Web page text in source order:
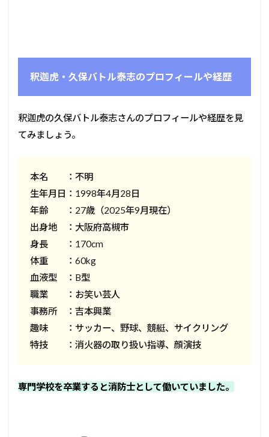
釈迦虎・久保バトル泰志のプロフィールや経歴
釈迦虎の久保バトル泰志さんのプロフィールや経歴を見
てみましょう。
本名 ：不明
生年月日：1998年4月28日
年齢 ：27歳（2025年9月現在）
出身地 ：大阪府高槻市
身長 ：170cm
体重 ：60kg
血液型 ：B型
職業 ：お笑い芸人
事務所 ：吉本興業
趣味 ：サッカー、野球、競艇、サイクリング
特技 ：消火器の取り扱い指導、顔演技
専門学校を卒業すると消防士として働いていました。